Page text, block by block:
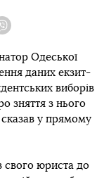
Viber
Одеської
даних екзит-
виборів
зняття з нього
сказав у прямому
свого юриста до